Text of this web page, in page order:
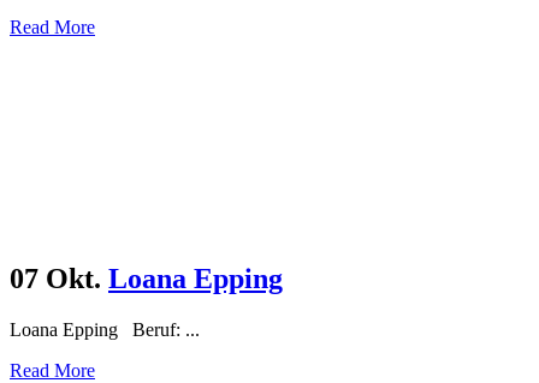
Archive
Read More
07 Okt. Loana Epping
Loana Epping Beruf: ...
Read More